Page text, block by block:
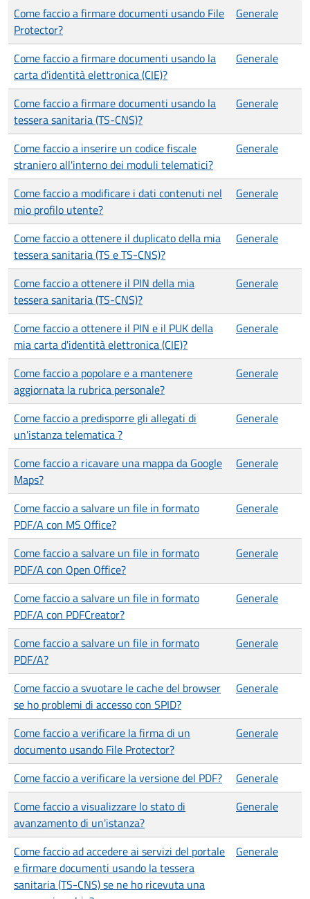
Come faccio a firmare documenti usando File
Protector?
Generale
Come faccio a firmare documenti usando la
carta d'identità elettronica (CIE)?
Generale
Come faccio a firmare documenti usando la
tessera sanitaria (TS-CNS)?
Generale
Come faccio a inserire un codice fiscale
straniero all'interno dei moduli telematici?
Generale
Come faccio a modificare i dati contenuti nel
mio profilo utente?
Generale
Come faccio a ottenere il duplicato della mia
tessera sanitaria (TS e TS-CNS)?
Generale
Come faccio a ottenere il PIN della mia
tessera sanitaria (TS-CNS)?
Generale
Come faccio a ottenere il PIN e il PUK della
mia carta d'identità elettronica (CIE)?
Generale
Come faccio a popolare e a mantenere
aggiornata la rubrica personale?
Generale
Come faccio a predisporre gli allegati di
un'istanza telematica ?
Generale
Come faccio a ricavare una mappa da Google
Maps?
Generale
Come faccio a salvare un file in formato
PDF/A con MS Office?
Generale
Come faccio a salvare un file in formato
PDF/A con Open Office?
Generale
Come faccio a salvare un file in formato
PDF/A con PDFCreator?
Generale
Come faccio a salvare un file in formato
PDF/A?
Generale
Come faccio a svuotare le cache del browser
se ho problemi di accesso con SPID?
Generale
Come faccio a verificare la firma di un
documento usando File Protector?
Generale
Come faccio a verificare la versione del PDF?
Generale
Come faccio a visualizzare lo stato di
avanzamento di un'istanza?
Generale
Come faccio ad accedere ai servizi del portale
e firmare documenti usando la tessera
sanitaria (TS-CNS) se ne ho ricevuta una
Generale